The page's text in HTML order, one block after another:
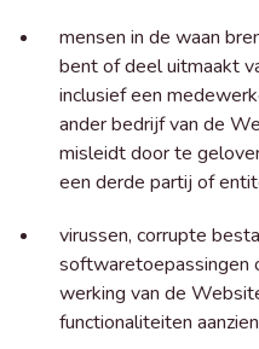
mensen in de waan
bent of deel uitmaakt
inclusief een
ander bedrijf van de
misleidt door te
een derde partij of
virussen, corrupte
softwaretoepassingen
werking van de
functionaliteiten